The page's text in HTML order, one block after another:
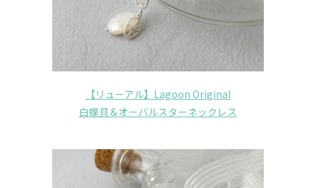
【リューアル】Lagoon Original
白蝶貝＆オーバルスターネックレス